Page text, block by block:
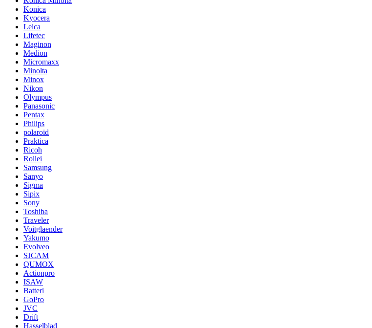
Konica
Kyocera
Leica
Lifetec
Maginon
Medion
Micromaxx
Minolta
Minox
Nikon
Olympus
Panasonic
Pentax
Philips
polaroid
Praktica
Ricoh
Rollei
Samsung
Sanyo
Sigma
Sipix
Sony
Toshiba
Traveler
Voitglaender
Yakumo
Evolveo
SJCAM
QUMOX
Actionpro
ISAW
Batteri
GoPro
JVC
Drift
Hasselblad